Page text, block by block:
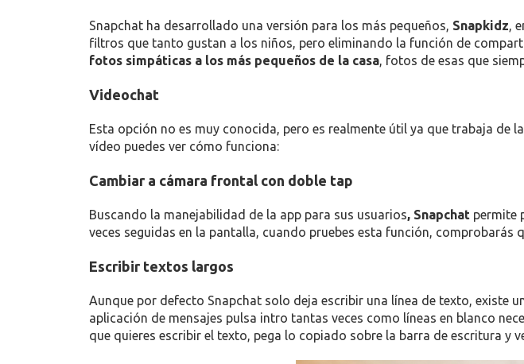
Snapchat ha desarrollado una versión para los más pequeños, Snapkidz,
filtros que tanto gustan a los niños, pero eliminando la función de
fotos simpáticas a los más pequeños de la casa, fotos de esas que
Videochat
Esta opción no es muy conocida, pero es realmente útil ya que trabaja de
vídeo puedes ver cómo funciona:
Cambiar a cámara frontal con doble tap
Buscando la manejabilidad de la app para sus usuarios, Snapchat permite
veces seguidas en la pantalla, cuando pruebes esta función, comprobarás
Escribir textos largos
Aunque por defecto Snapchat solo deja escribir una línea de texto, existe
aplicación de mensajes pulsa intro tantas veces como líneas en blanco
que quieres escribir el texto, pega lo copiado sobre la barra de escritura y